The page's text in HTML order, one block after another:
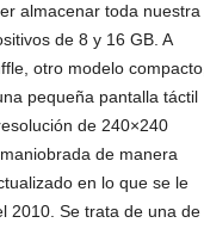
almacenar toda nuestra
de 8 y 16 GB. A
otro modelo compacto,
pequeña pantalla táctil
de 240×240
de manera
en lo que se le
2010. Se trata de una de